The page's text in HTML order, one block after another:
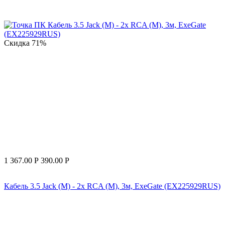
Скидка 71%
1 367.00 Р 390.00 Р
Кабель 3.5 Jack (M) - 2x RCA (M), 3м, ExeGate (EX225929RUS)